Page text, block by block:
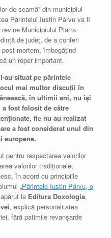
de seamă” din municipiul
Părintelui Iustin Pârvu va fi
Municipiului Piatra
de judeţ, de a conferi
mortem, îmbogăţind
un reper important.
au situat pe părintele
mai multor discuţii în
în ultimii ani, nu îşi
fost folosit de către
fie nu au realizat
a fost considerat unul din
europene.
pentru respectarea valorilor
valorilor tradiţionale,
în acord cu principiile
„Părintele Iustin Pârvu, o
la Editura Doxologia,
, explică personalitatea
fără patimile revanşarde